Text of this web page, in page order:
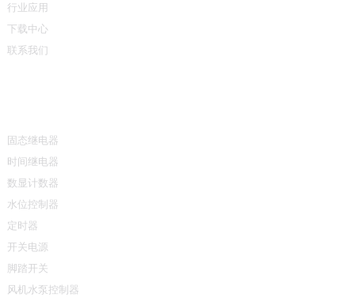
行业应用
下载中心
联系我们
固态继电器
时间继电器
数显计数器
水位控制器
定时器
开关电源
脚踏开关
风机水泵控制器